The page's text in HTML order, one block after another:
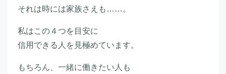
それは時には家族さえも……。
私はこの４つを目安に
信用できる人を見極めています。
もちろん、一緒に働きたい人も